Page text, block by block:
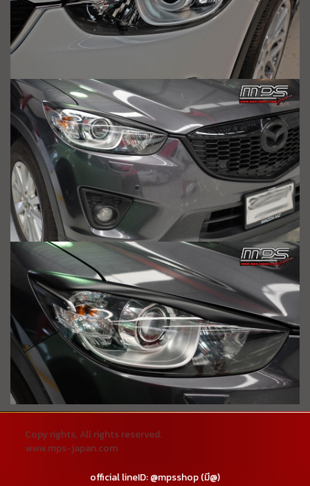
Copy rights, All rights reserved.
www.mps-japan.com
official lineID: @mpsshop (มี@)